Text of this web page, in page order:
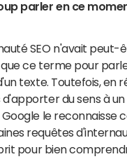
parler en ce
SEO n'avait peut-
ce terme pour
texte. Toutefois, en
du sens à
le reconnaisse
requêtes
pour bien